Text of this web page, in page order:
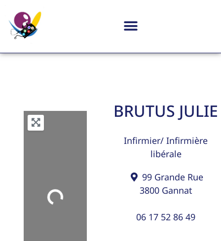
Loading...
BRUTUS JULIE
Infirmier/ Infirmière
libérale
99 Grande Rue
3800 Gannat
06 17 52 86 49